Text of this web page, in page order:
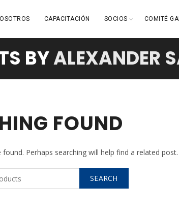
CAPACITACIÓN SOCIOS COMITÉ
BYALEXANDER
FOUND
Perhaps searching will help find a related post.
SEARCH